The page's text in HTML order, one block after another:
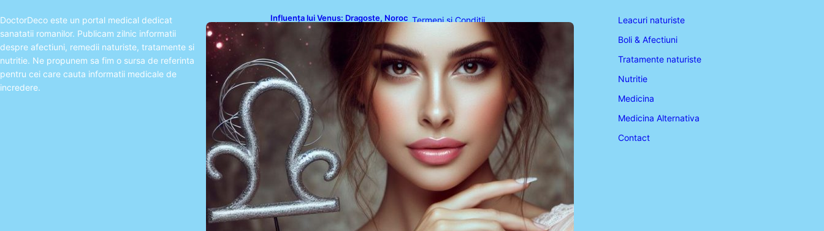
DoctorDeco este un portal medical dedicat
sanatatii romanilor. Publicam zilnic informatii
despre afectiuni, remedii naturiste, tratamente si
nutritie. Ne propunem sa fim o sursa de referinta
pentru cei care cauta informatii medicale de
incredere.
Influența lui Venus: Dragoste, Noroc
și Oportunități pentru Tauri și Balanțe
în Weekendul 8-9 August
Termeni și Condiții
Politica de Confidențialitate
Politica de Cookies
Disclaimer
Contact
Leacuri naturiste
Boli & Afectiuni
Tratamente naturiste
Nutritie
Medicina
Medicina Alternativa
Contact